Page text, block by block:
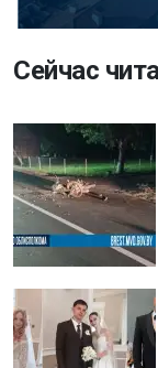
Сейчас